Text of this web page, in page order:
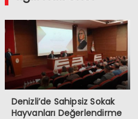
Denizli’de Sahipsiz Sokak
Hayvanları Değerlendirme